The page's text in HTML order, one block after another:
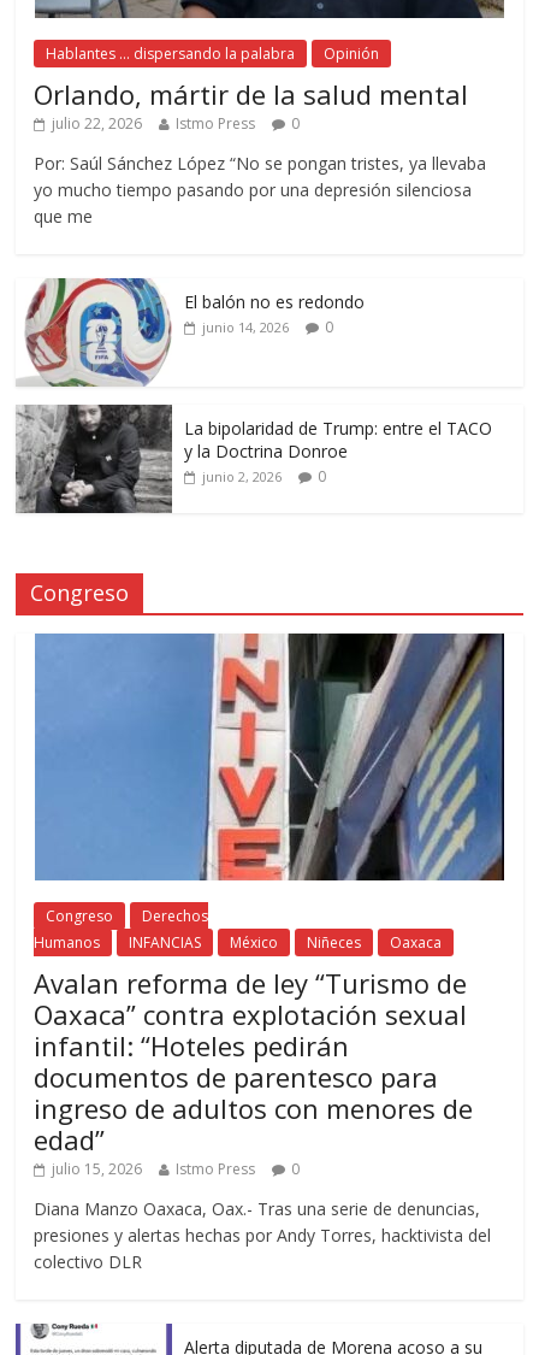
Hablantes ... dispersando la palabra Opinión
Orlando, mártir de la salud mental
julio 22, 2026 Istmo Press 0
Por: Saúl Sánchez López “No se pongan tristes, ya llevaba
yo mucho tiempo pasando por una depresión silenciosa
que me
El balón no es redondo
junio 14, 2026 0
La bipolaridad de Trump: entre el TACO
y la Doctrina Donroe
junio 2, 2026 0
Congreso
Congreso
Derechos
Humanos
INFANCIAS México Niñeces Oaxaca
Avalan reforma de ley “Turismo de
Oaxaca” contra explotación sexual
infantil: “Hoteles pedirán
documentos de parentesco para
ingreso de adultos con menores de
edad”
julio 15, 2026 Istmo Press 0
Diana Manzo Oaxaca, Oax.- Tras una serie de denuncias,
presiones y alertas hechas por Andy Torres, hacktivista del
colectivo DLR
Alerta diputada de Morena acoso a su